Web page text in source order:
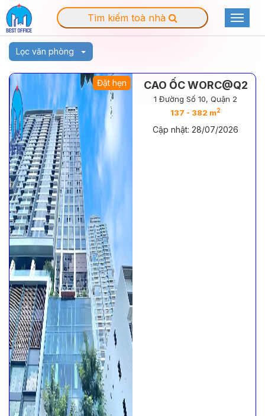
Tìm kiếm toà nhà
Toggle
Đặt hẹn CAO ỐC WORC@Q2
1 Đường Số 10, Quận 2
137 - 382 m2
Cập nhật: 28/07/2026